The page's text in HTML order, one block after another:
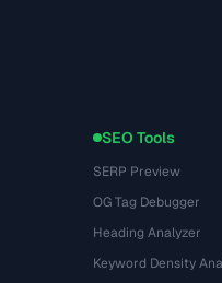
SEO Tools
SERP Preview
OG Tag Debugger
Heading Analyzer
Keyword Density